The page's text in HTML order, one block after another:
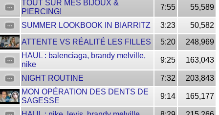
TOUT SUR MES BIJOUX &
PIERCING!
7:55 55,589
SUMMER LOOKBOOK IN BIARRITZ 3:23
50,582
ATTENTE VS RÉALITÉ LES FILLES
5:20
248,969
HAUL : balenciaga, brandy melville,
nike
9:25 163,043
NIGHT ROUTINE 7:32
203,843
MON OPÉRATION DES DENTS DE
SAGESSE
9:14 165,177